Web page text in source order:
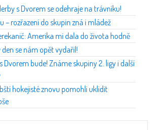
s Dvorem se odehraje na trávníku!
– rozřazení do skupin zná i mládež
Amerika mi dala do života hodně
den se nám opět vydařil!
Dvorem bude! Známe skupiny 2. ligy i další
hokejisté znovu pomohli uklidit